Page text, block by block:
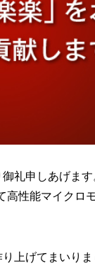
礼申しあげます
性能マイク
上げてまいり